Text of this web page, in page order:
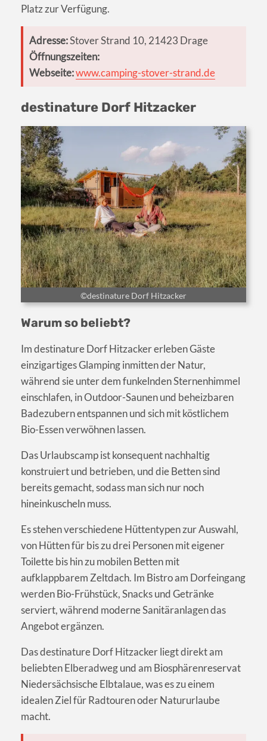
Platz zur Verfügung.
Adresse:Stover Strand 10, 21423 Drage
Öffnungszeiten:
Webseite:www.camping-stover-strand.de
destinature Dorf Hitzacker
©destinature Dorf Hitzacker
Warum so beliebt?
Im destinature Dorf Hitzacker erleben Gäste
einzigartiges Glamping inmitten der Natur,
während sie unter dem funkelnden Sternenhimmel
einschlafen, in Outdoor-Saunen und beheizbaren
Badezubern entspannen und sich mit köstlichem
Bio-Essen verwöhnen lassen.
Das Urlaubscamp ist konsequent nachhaltig
konstruiert und betrieben, und die Betten sind
bereits gemacht, sodass man sich nur noch
hineinkuscheln muss.
Es stehen verschiedene Hüttentypen zur Auswahl,
von Hütten für bis zu drei Personen mit eigener
Toilette bis hin zu mobilen Betten mit
aufklappbarem Zeltdach. Im Bistro am Dorfeingang
werden Bio-Frühstück, Snacks und Getränke
serviert, während moderne Sanitäranlagen das
Angebot ergänzen.
Das destinature Dorf Hitzacker liegt direkt am
beliebten Elberadweg und am Biosphärenreservat
Niedersächsische Elbtalaue, was es zu einem
idealen Ziel für Radtouren oder Natururlaube
macht.